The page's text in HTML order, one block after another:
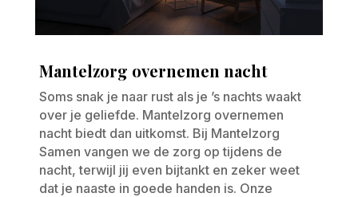
Mantelzorg overnemen nacht
Soms snak je naar rust als je ’s nachts waakt
over je geliefde. Mantelzorg overnemen
nacht biedt dan uitkomst. Bij Mantelzorg
Samen vangen we de zorg op tijdens de
nacht, terwijl jij even bijtankt en zeker weet
dat je naaste in goede handen is. Onze